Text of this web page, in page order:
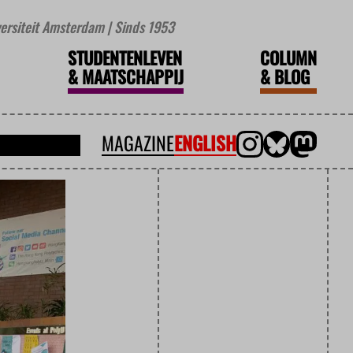
Amsterdam | Sinds 1953
STUDENTENLEVEN
&MAATSCHAPPIJ
COLUMN
&BLOG
MAGAZINEENGLISH